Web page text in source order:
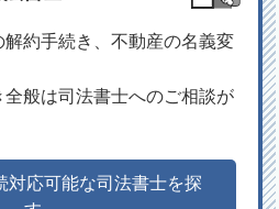
約手続き、不動産の名義変
般は司法書士へのご相談が
対応可能な司法書士を探